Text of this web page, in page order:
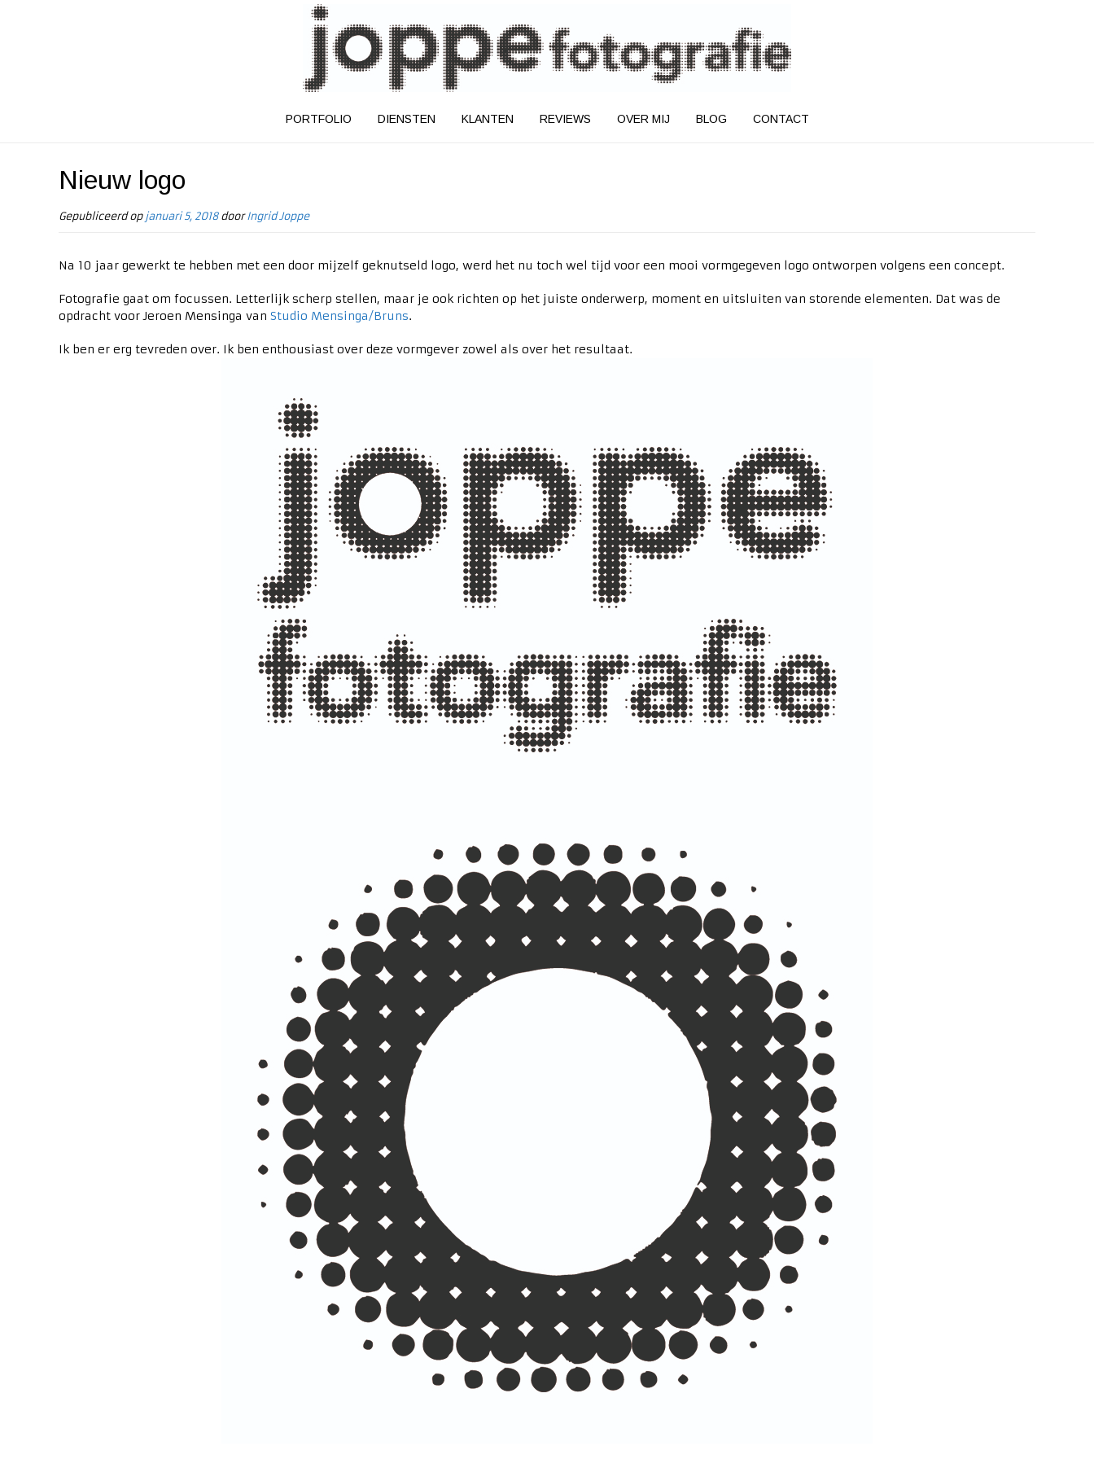
PORTFOLIO DIENSTEN KLANTEN REVIEWS OVER MIJ BLOG CONTACT
Nieuw logo
Gepubliceerd op januari 5, 2018doorIngrid Joppe
Na 10 jaar gewerkt te hebben met een door mijzelf geknutseld logo, werd het nu toch wel tijd voor een mooi vormgegeven logo ontworpen volgens een concept.
Fotografie gaat om focussen. Letterlijk scherp stellen, maar je ook richten op het juiste onderwerp, moment en uitsluiten van storende elementen. Dat was de
opdracht voor Jeroen Mensinga van Studio Mensinga/Bruns.
Ik ben er erg tevreden over. Ik ben enthousiast over deze vormgever zowel als over het resultaat.